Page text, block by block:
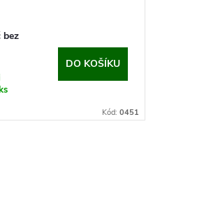
bez
DO KOŠÍKU
Kód: 0451